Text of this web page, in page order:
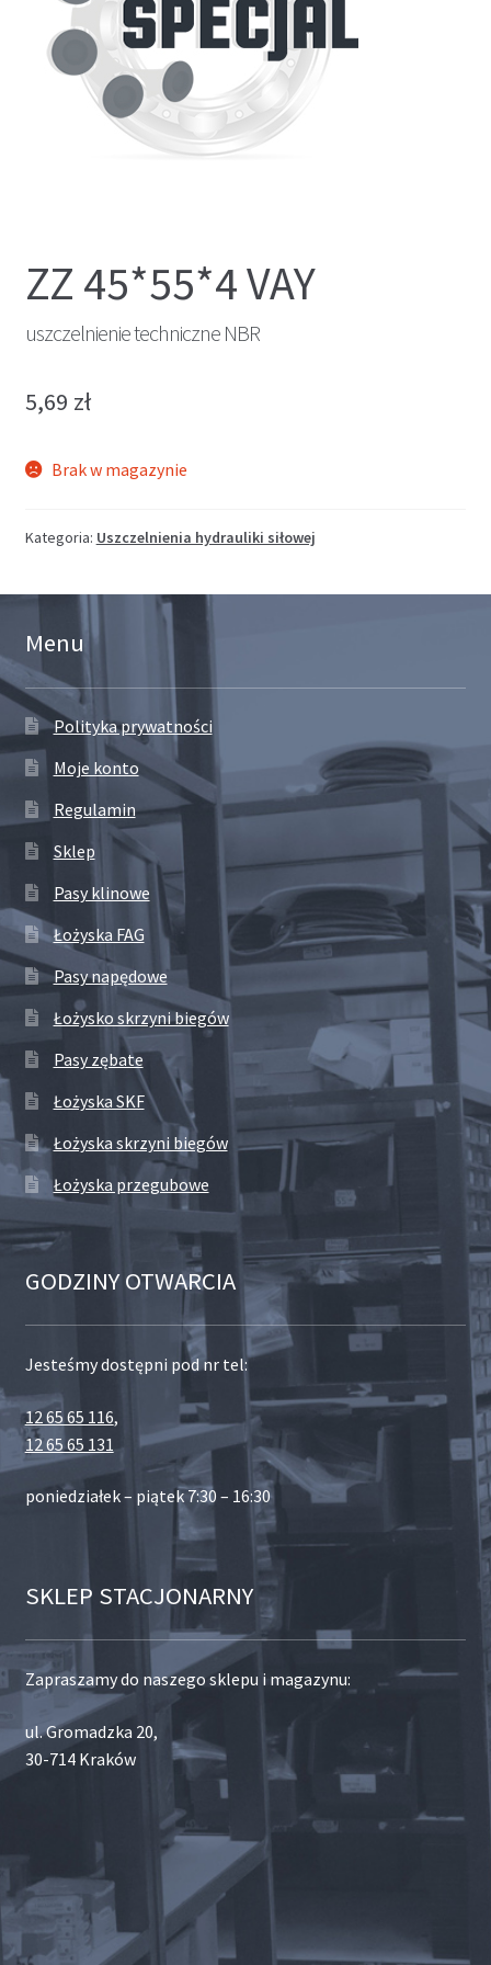
ZZ 45*55*4 VAY
uszczelnienie techniczne NBR
5,69 zł
Brak w magazynie
Kategoria: Uszczelnienia hydrauliki siłowej
Menu
Polityka prywatności
Moje konto
Regulamin
Sklep
Pasy klinowe
Łożyska FAG
Pasy napędowe
Łożysko skrzyni biegów
Pasy zębate
Łożyska SKF
Łożyska skrzyni biegów
Łożyska przegubowe
GODZINY OTWARCIA
Jesteśmy dostępni pod nr tel:
12 65 65 116,
12 65 65 131
poniedziałek – piątek 7:30 – 16:30
SKLEP STACJONARNY
Zapraszamy do naszego sklepu i magazynu:
ul. Gromadzka 20,
30-714 Kraków